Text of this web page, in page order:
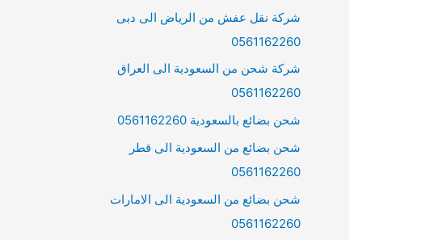
شركة نقل عفش من الرياض الى دبى
0561162260
شركة شحن من السعودية الى العراق
0561162260
شحن بضائع بالسعودية 0561162260
شحن بضائع من السعودية الى قطر
0561162260
شحن بضائع من السعودية الى الامارات
0561162260